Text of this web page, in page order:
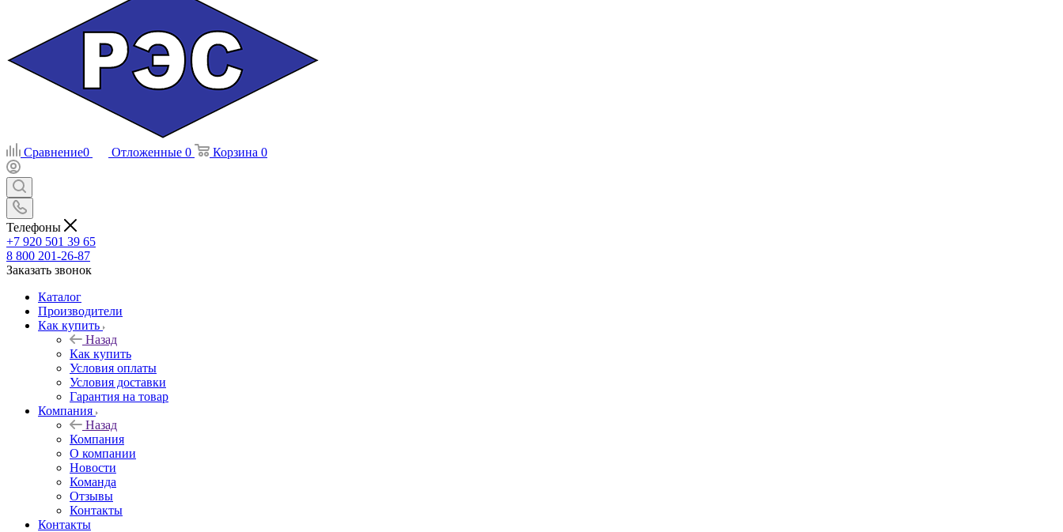
Сравнение0 Отложенные 0 Корзина 0
Телефоны
+7 920 501 39 65
8 800 201-26-87
Заказать звонок
Каталог
Производители
Как купить
Назад
Как купить
Условия оплаты
Условия доставки
Гарантия на товар
Компания
Назад
Компания
О компании
Новости
Команда
Отзывы
Контакты
Контакты